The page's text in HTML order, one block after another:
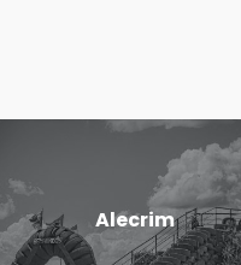
Alecrim